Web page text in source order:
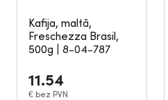
Kafija, maltā,
Freschezza Brasil,
500g
8-04-787
11.54
€ bez PVN